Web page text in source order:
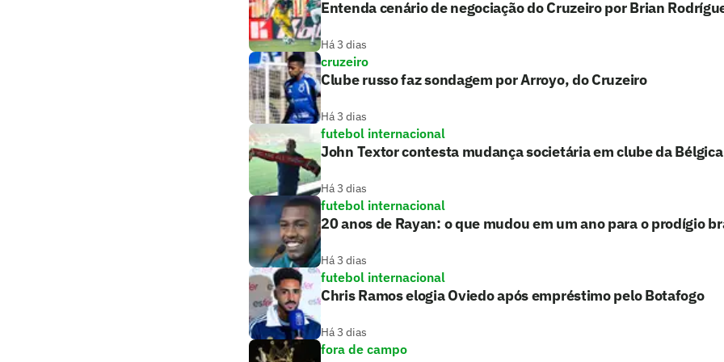
Entenda cenário de negociação do Cruzeiro por Brian
Há 3 dias
cruzeiro
Clube russo faz sondagem por Arroyo, do Cruzeiro
Há 3 dias
futebol internacional
John Textor contesta mudança societária em clube da Bélgica
Há 3 dias
futebol internacional
20 anos de Rayan: o que mudou em um ano para o prodígio
Há 3 dias
futebol internacional
Chris Ramos elogia Oviedo após empréstimo pelo Botafogo
Há 3 dias
fora de campo